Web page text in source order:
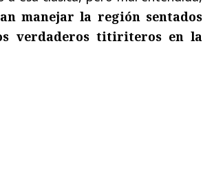
manejar la región sentados
verdaderos titiriteros en la